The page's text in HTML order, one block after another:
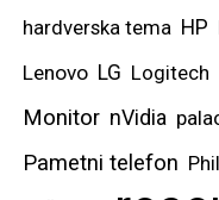
hardverska tema HP
Lenovo LG Logitech
Monitor nVidia
Pametni telefon